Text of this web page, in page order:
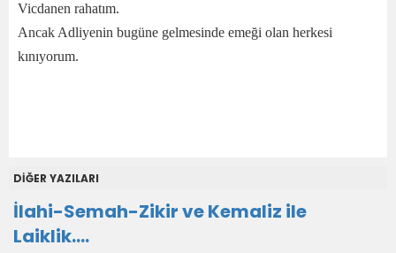
Vicdanen rahatım.
Ancak Adliyenin bugüne gelmesinde emeği olan herkesi
kınıyorum.
DİĞER YAZILARI
İlahi-Semah-Zikir ve Kemaliz ile
Laiklik….